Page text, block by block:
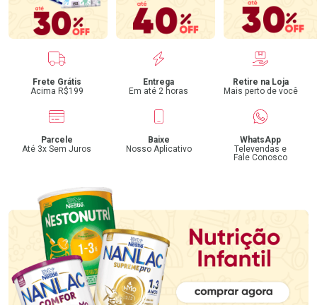
Benefícios
Frete Grátis
Acima R$199
Entrega
Em até 2 horas
Retire na Loja
Mais perto de você
Parcele
Até 3x Sem Juros
Baixe
Nosso Aplicativo
WhatsApp
Televendas e
Fale Conosco